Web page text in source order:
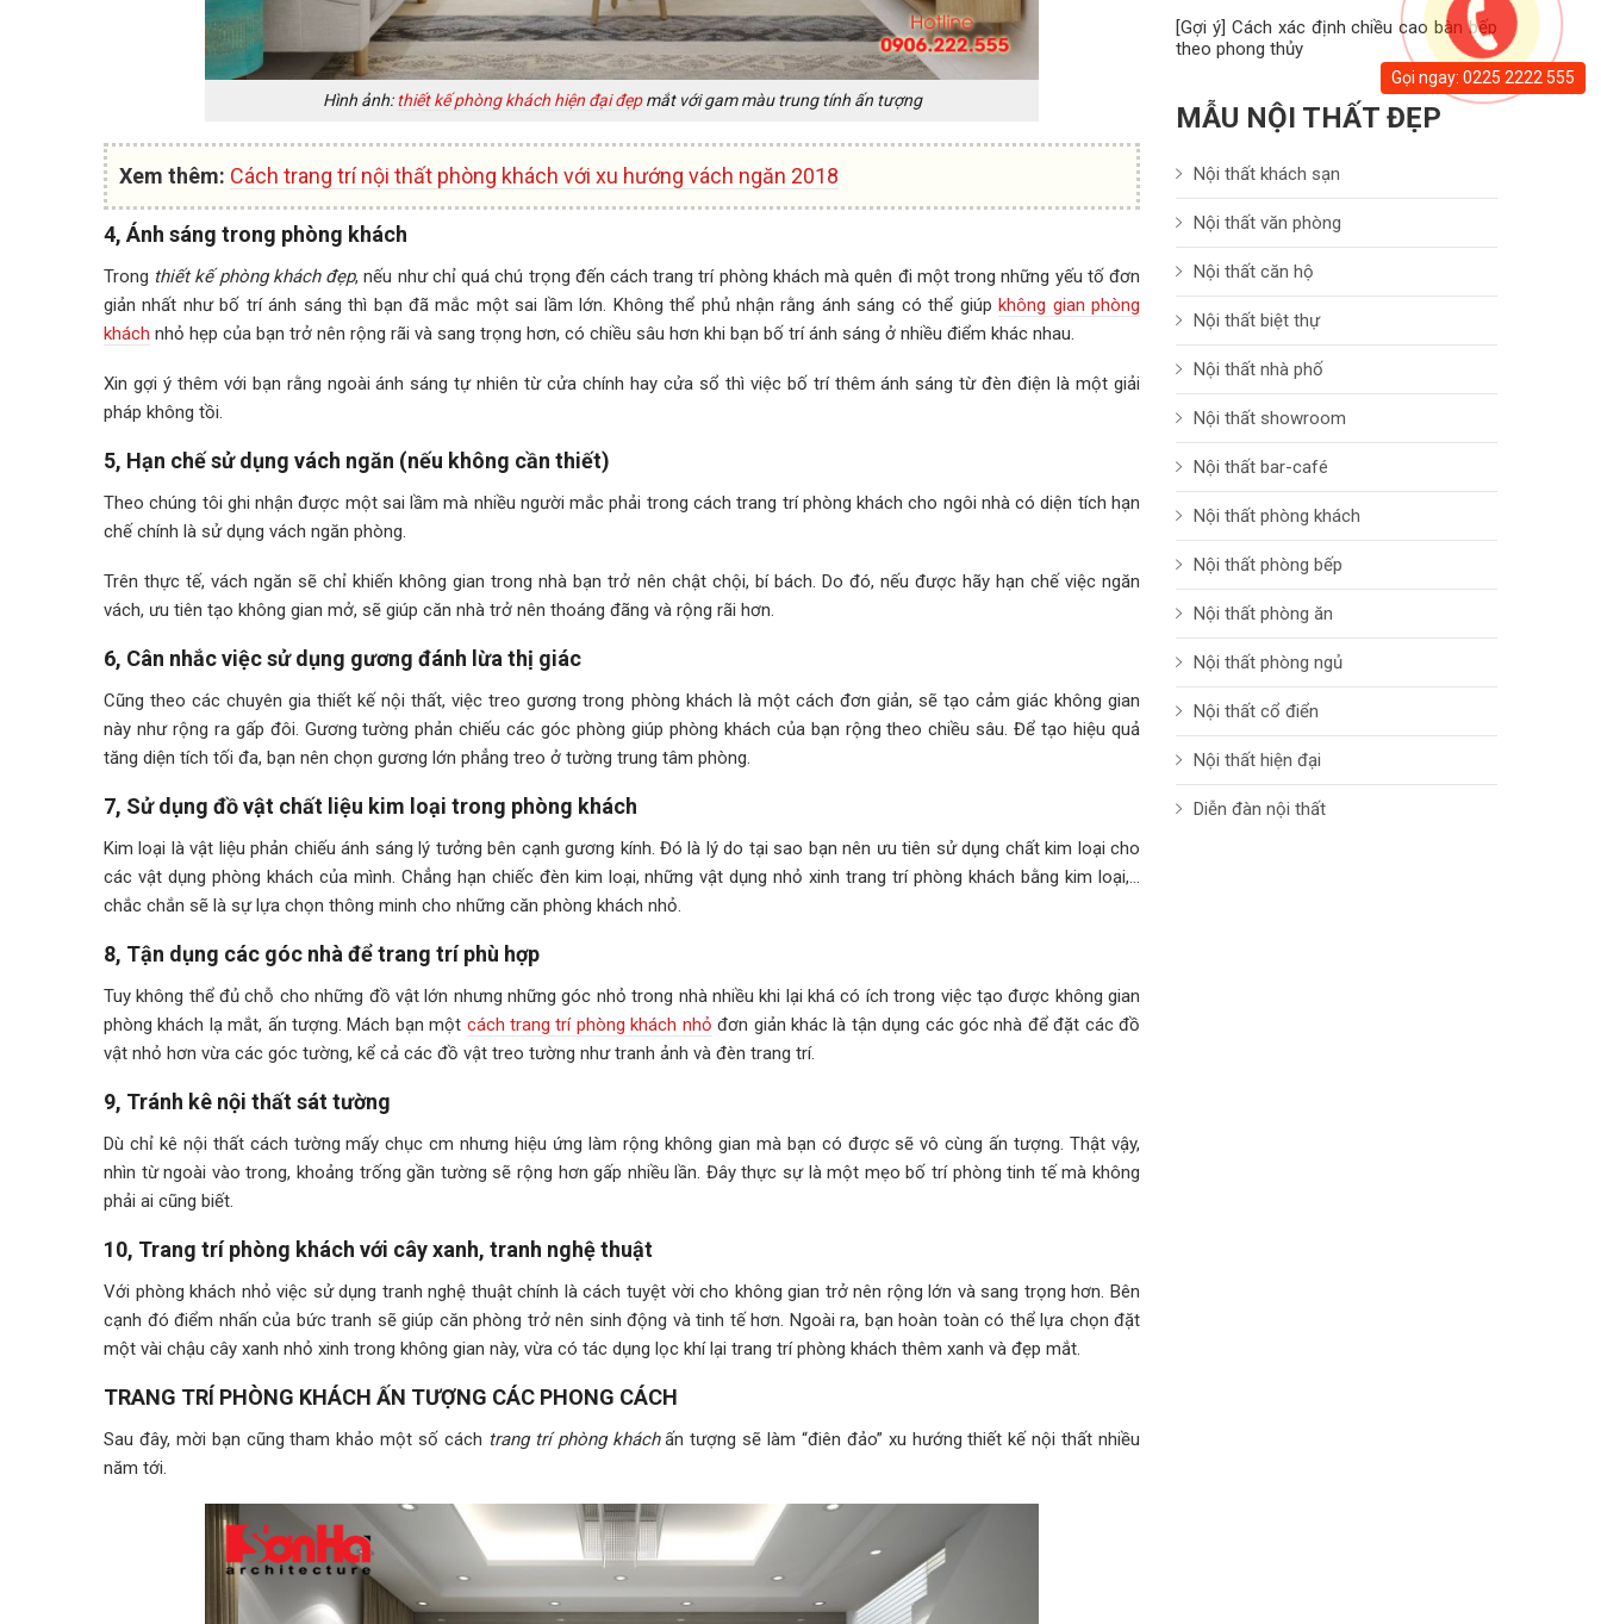
Hình ảnh:thiết kế phòng khách hiện đại đẹpmắt với gam màu trung tính ấn tượng
Xem thêm: Cách trang trí nội thất phòng khách với xu hướng vách ngăn 2018
4, Ánh sáng trong phòng khách
Trong thiết kế phòng khách đẹp, nếu như chỉ quá chú trọng đến cách trang trí phòng khách mà quên đi một trong những yếu tố đơn
giản nhất như bố trí ánh sáng thì bạn đã mắc một sai lầm lớn. Không thể phủ nhận rằng ánh sáng có thể giúpkhông gian phòng
khách nhỏ hẹp của bạn trở nên rộng rãi và sang trọng hơn, có chiều sâu hơn khi bạn bố trí ánh sáng ở nhiều điểm khác nhau.
Xin gợi ý thêm với bạn rằng ngoài ánh sáng tự nhiên từ cửa chính hay cửa sổ thì việc bố trí thêm ánh sáng từ đèn điện là một giải
pháp không tồi.
5, Hạn chế sử dụng vách ngăn (nếu không cần thiết)
Theo chúng tôi ghi nhận được một sai lầm mà nhiều người mắc phải trong cách trang trí phòng khách cho ngôi nhà có diện tích hạn
chế chính là sử dụng vách ngăn phòng.
Trên thực tế, vách ngăn sẽ chỉ khiến không gian trong nhà bạn trở nên chật chội, bí bách. Do đó, nếu được hãy hạn chế việc ngăn
vách, ưu tiên tạo không gian mở, sẽ giúp căn nhà trở nên thoáng đãng và rộng rãi hơn.
6, Cân nhắc việc sử dụng gương đánh lừa thị giác
Cũng theo các chuyên gia thiết kế nội thất, việc treo gương trong phòng khách là một cách đơn giản, sẽ tạo cảm giác không gian
này như rộng ra gấp đôi. Gương tường phản chiếu các góc phòng giúp phòng khách của bạn rộng theo chiều sâu. Để tạo hiệu quả
tăng diện tích tối đa, bạn nên chọn gương lớn phẳng treo ở tường trung tâm phòng.
7, Sử dụng đồ vật chất liệu kim loại trong phòng khách
Kim loại là vật liệu phản chiếu ánh sáng lý tưởng bên cạnh gương kính. Đó là lý do tại sao bạn nên ưu tiên sử dụng chất kim loại cho
các vật dụng phòng khách của mình. Chẳng hạn chiếc đèn kim loại, những vật dụng nhỏ xinh trang trí phòng khách bằng kim loại,…
chắc chắn sẽ là sự lựa chọn thông minh cho những căn phòng khách nhỏ.
8, Tận dụng các góc nhà để trang trí phù hợp
Tuy không thể đủ chỗ cho những đồ vật lớn nhưng những góc nhỏ trong nhà nhiều khi lại khá có ích trong việc tạo được không gian
phòng khách lạ mắt, ấn tượng. Mách bạn một cách trang trí phòng khách nhỏ đơn giản khác là tận dụng các góc nhà để đặt các đồ
vật nhỏ hơn vừa các góc tường, kể cả các đồ vật treo tường như tranh ảnh và đèn trang trí.
9, Tránh kê nội thất sát tường
Dù chỉ kê nội thất cách tường mấy chục cm nhưng hiệu ứng làm rộng không gian mà bạn có được sẽ vô cùng ấn tượng. Thật vậy,
nhìn từ ngoài vào trong, khoảng trống gần tường sẽ rộng hơn gấp nhiều lần. Đây thực sự là một mẹo bố trí phòng tinh tế mà không
phải ai cũng biết.
10, Trang trí phòng khách với cây xanh, tranh nghệ thuật
Với phòng khách nhỏ việc sử dụng tranh nghệ thuật chính là cách tuyệt vời cho không gian trở nên rộng lớn và sang trọng hơn. Bên
cạnh đó điểm nhấn của bức tranh sẽ giúp căn phòng trở nên sinh động và tinh tế hơn. Ngoài ra, bạn hoàn toàn có thể lựa chọn đặt
một vài chậu cây xanh nhỏ xinh trong không gian này, vừa có tác dụng lọc khí lại trang trí phòng khách thêm xanh và đẹp mắt.
TRANG TRÍ PHÒNG KHÁCH ẤN TƯỢNG CÁC PHONG CÁCH
Sau đây, mời bạn cũng tham khảo một số cách trang trí phòng kháchấn tượng sẽ làm “điên đảo” xu hướng thiết kế nội thất nhiều
năm tới.
[Gợi ý] Cách xác định chiều cao bàn bếp
theo phong thủy
MẪU NỘI THẤT ĐẸP
Nội thất khách sạn
Nội thất văn phòng
Nội thất căn hộ
Nội thất biệt thự
Nội thất nhà phố
Nội thất showroom
Nội thất bar-café
Nội thất phòng khách
Nội thất phòng bếp
Nội thất phòng ăn
Nội thất phòng ngủ
Nội thất cổ điển
Nội thất hiện đại
Diễn đàn nội thất
Gọi ngay: 0225 2222 555